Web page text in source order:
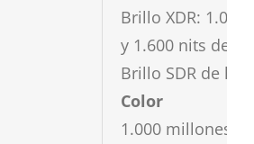
Brillo XDR:
y 1.600 nits de
Brillo SDR de
Color
1.000 millones